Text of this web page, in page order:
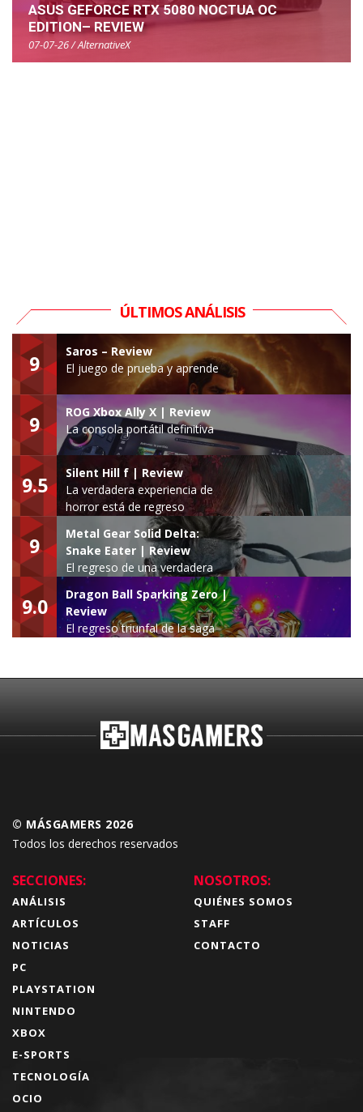
ASUS GEFORCE RTX 5080 NOCTUA OC
EDITION– REVIEW
07-07-26 / AlternativeX
ÚLTIMOS ANÁLISIS
9
Saros – Review
El juego de prueba y aprende
9
ROG Xbox Ally X | Review
La consola portátil definitiva
9.5
Silent Hill f | Review
La verdadera experiencia de
horror está de regreso
9
Metal Gear Solid Delta:
Snake Eater | Review
El regreso de una verdadera
leyenda
9.0
Dragon Ball Sparking Zero |
Review
El regreso triunfal de la saga
© MÁSGAMERS 2026
Todos los derechos reservados
SECCIONES:
ANÁLISIS
ARTÍCULOS
NOTICIAS
PC
PLAYSTATION
NINTENDO
XBOX
E-SPORTS
TECNOLOGÍA
OCIO
NOSOTROS:
QUIÉNES SOMOS
STAFF
CONTACTO